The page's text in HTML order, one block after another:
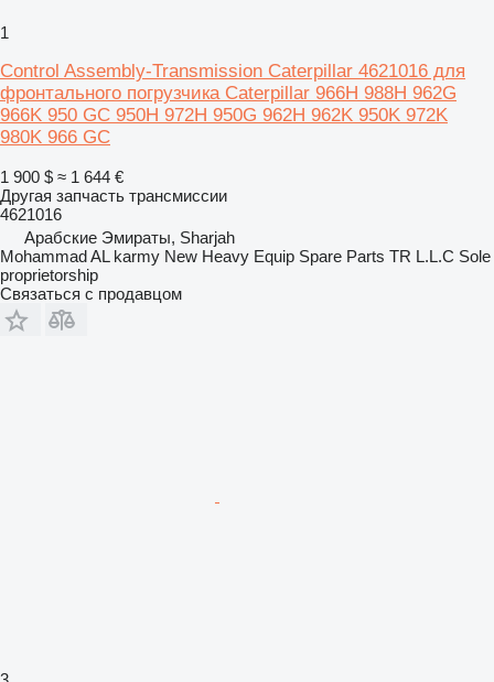
1
Control Assembly-Transmission Caterpillar 4621016 для
фронтального погрузчика Caterpillar 966H 988H 962G
966K 950 GC 950H 972H 950G 962H 962K 950K 972K
980K 966 GC
1 900 $ ≈ 1 644 €
Другая запчасть трансмиссии
4621016
Арабские Эмираты, Sharjah
Mohammad AL karmy New Heavy Equip Spare Parts TR L.L.C Sole
proprietorship
Связаться с продавцом